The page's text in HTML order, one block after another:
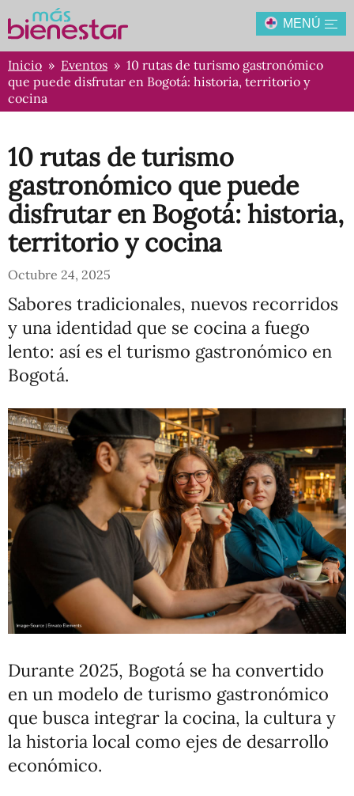
MENÚ
Inicio » Eventos » 10 rutas de turismo gastronómico
que puede disfrutar en Bogotá: historia, territorio y
cocina
10 rutas de turismo
gastronómico que puede
disfrutar en Bogotá: historia,
territorio y cocina
Octubre 24, 2025
Sabores tradicionales, nuevos recorridos
y una identidad que se cocina a fuego
lento: así es el turismo gastronómico en
Bogotá.
Durante 2025, Bogotá se ha convertido
en un modelo de turismo gastronómico
que busca integrar la cocina, la cultura y
la historia local como ejes de desarrollo
económico.